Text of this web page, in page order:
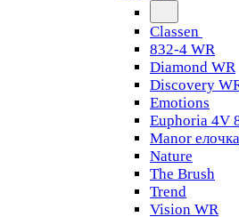
Classen
832-4 WR
Diamond WR
Discovery
Emotions
Euphoria 4V
Manor елочка
Nature
The Brush
Trend
Vision WR